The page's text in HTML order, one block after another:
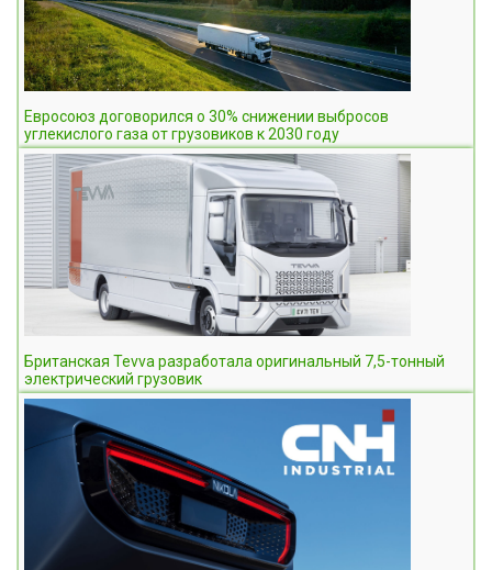
Евросоюз договорился о 30% снижении выбросов
углекислого газа от грузовиков к 2030 году
Британская Tevva разработала оригинальный 7,5-тонный
электрический грузовик